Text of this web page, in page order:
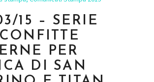
15 – SERIE
PER
DI SAN